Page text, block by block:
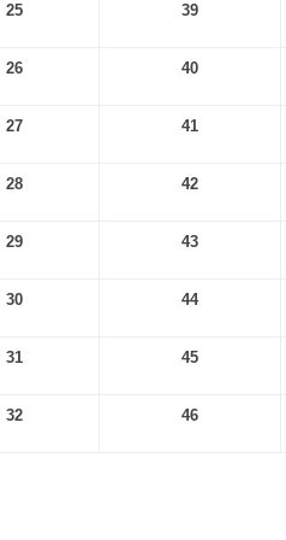
25 39
26 40
27 41
28 42
29 43
30 44
31 45
32 46